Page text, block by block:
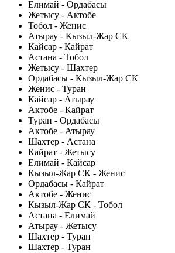
Елимай - Ордабасы
Жетысу - Актобе
Тобол - Женис
Атырау - Кызыл-Жар СК
Кайсар - Кайрат
Астана - Тобол
Жетысу - Шахтер
Ордабасы - Кызыл-Жар СК
Женис - Туран
Кайсар - Атырау
Актобе - Кайрат
Туран - Ордабасы
Актобе - Атырау
Шахтер - Астана
Кайрат - Жетысу
Елимай - Кайсар
Кызыл-Жар СК - Женис
Ордабасы - Кайрат
Актобе - Женис
Кызыл-Жар СК - Тобол
Астана - Елимай
Атырау - Жетысу
Шахтер - Туран
Шахтер - Туран